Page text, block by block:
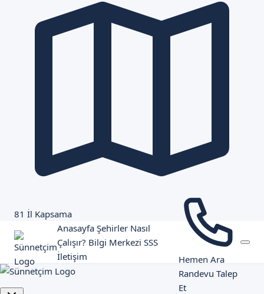
81 İl Kapsama
Anasayfa Şehirler Nasıl
Çalışır? Bilgi Merkezi SSS
İletişim
Hemen Ara
Randevu Talep
Et